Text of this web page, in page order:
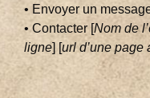
• Envoyer un
• Contacter [Nom de
ligne] [url d’une page